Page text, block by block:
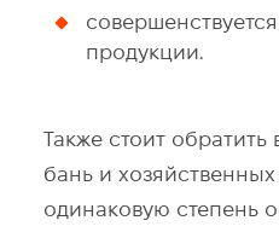
продукции.
Также стоит
бань и
одинаковую степень